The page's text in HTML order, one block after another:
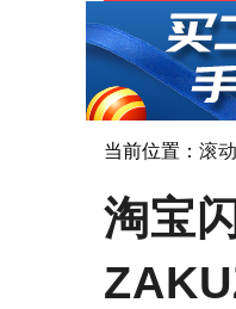
当前位置： 滚
淘宝